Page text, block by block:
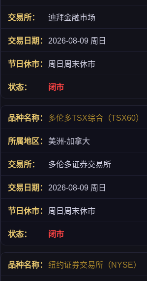
迪拜金融市场
2026-08-09 周日
周日周末休市
闭市
多伦多TSX综合（TSX60）
美洲-加拿大
多伦多证券交易所
2026-08-09 周日
周日周末休市
闭市
纽约证券交易所（NYSE）